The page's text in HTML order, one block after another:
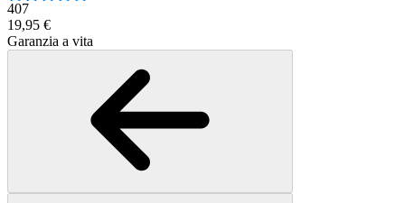
407
19,95 €
Garanzia a vita